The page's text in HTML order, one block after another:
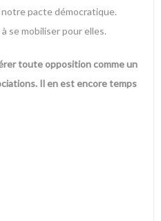
pacte démocratique.
se mobiliser pour elles.
toute opposition comme un
Il en est encore temps